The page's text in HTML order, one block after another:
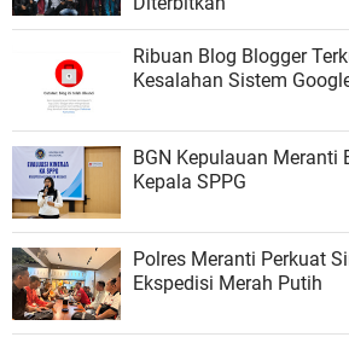
Ribuan Blog Blogger
Kesalahan Sistem
BGN Kepulauan Meranti
Kepala SPPG
Polres Meranti Perkuat
Ekspedisi Merah Putih